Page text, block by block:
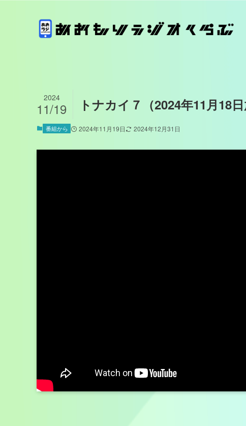
トナカイ７（2024年11月18日
2024
11/19
番組から 2024年11月19日 2024年12月31日